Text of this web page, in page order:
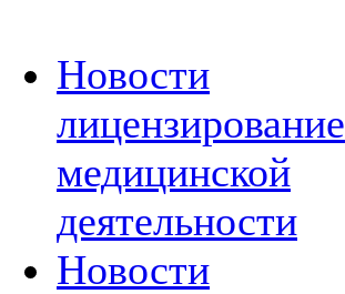
Новости
лицензирование
медицинской
деятельности
Новости